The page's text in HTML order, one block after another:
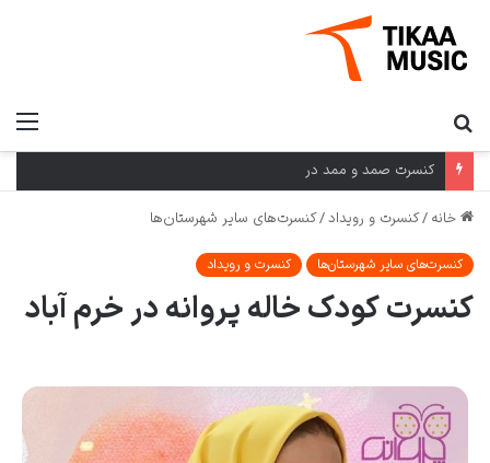
کنسرت صمد و ممد در
خانه /کنسرت و رویداد/کنسرت‌های سایر شهرستان‌ها
کنسرت‌های سایر شهرستان‌ها کنسرت و رویداد
کنسرت کودک خاله پروانه در خرم آباد